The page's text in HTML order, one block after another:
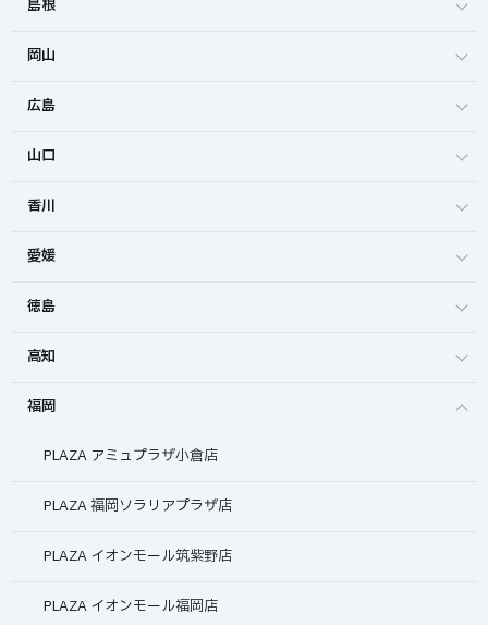
島根
岡山
広島
山口
香川
愛媛
徳島
高知
福岡
PLAZA アミュプラザ小倉店
PLAZA 福岡ソラリアプラザ店
PLAZA イオンモール筑紫野店
PLAZA イオンモール福岡店